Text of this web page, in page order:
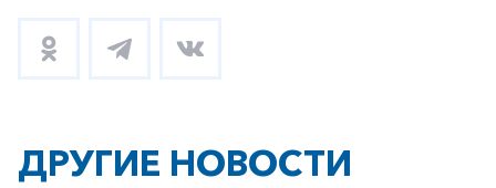
ДРУГИЕ НОВОСТИ